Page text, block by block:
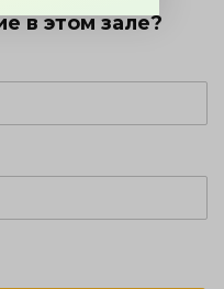
в этом зале?